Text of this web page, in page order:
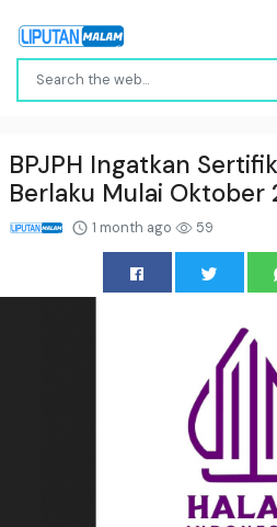
BPJPH Ingatkan
Berlaku Mulai Oktober
1 month ago 59